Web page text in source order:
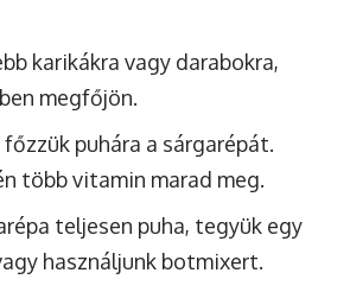
karikákra vagy darabokra,
megfőjön.
puhára a sárgarépát.
több vitamin marad meg.
teljesen puha, tegyük egy
használjunk botmixert.